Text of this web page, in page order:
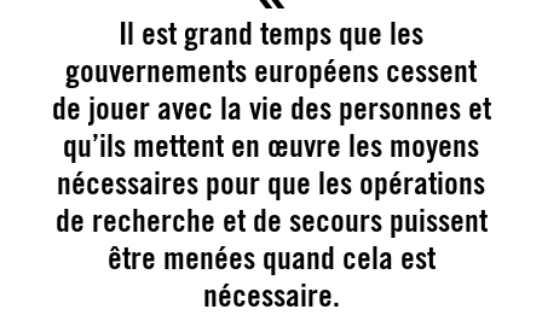
Il est grand temps que les
gouvernements européens cessent
de jouer avec la vie des personnes et
qu’ils mettent en œuvre les moyens
nécessaires pour que les opérations
de recherche et de secours puissent
être menées quand cela est
nécessaire.